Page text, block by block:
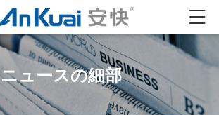
ニュースの細部